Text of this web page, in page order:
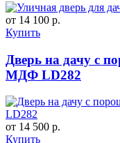
от 14 100 р.
Купить
Дверь на дачу с
МДФ LD282
LD282
от 14 500 р.
Купить